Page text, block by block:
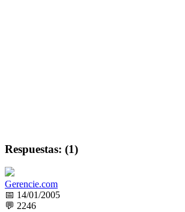
Respuestas: (1)
Gerencie.com
📅 14/01/2005
💬 2246